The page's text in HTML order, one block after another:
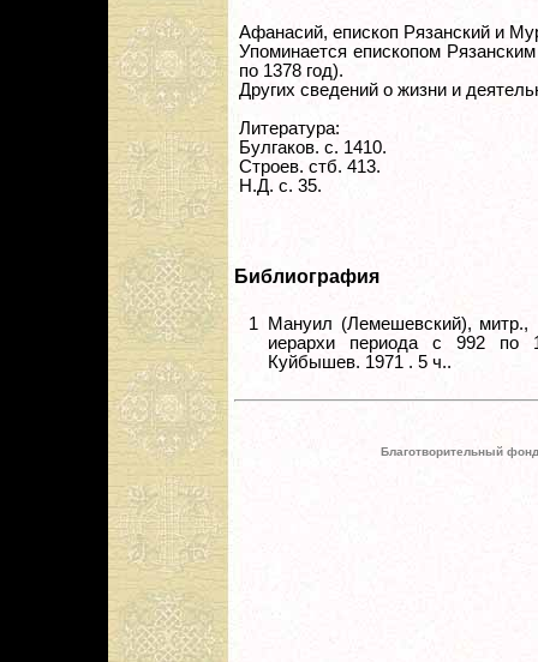
Афанасий, епископ Рязанский и
Упоминается епископом
по 1378 год).
Других сведений о жизни и
Литература:
Булгаков. с. 1410.
Строев. стб. 413.
Н.Д. с. 35.
Библиография
1
Мануил (Лемешевский),
иерархи периода с 992 по
Куйбышев. 1971 . 5 ч..
Благотворительный